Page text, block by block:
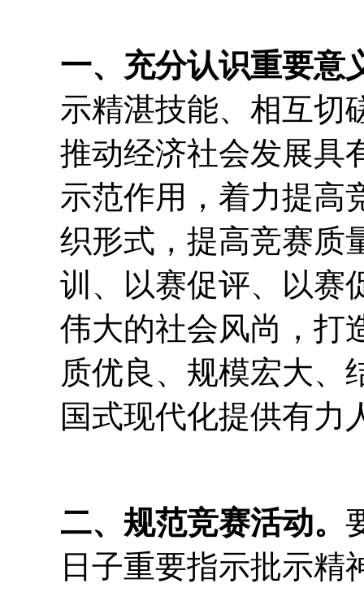
一、充分认识重要意
示精湛技能、相互切
推动经济社会发展具
示范作用，着力提高
织形式，提高竞赛质
训、以赛促评、以赛
伟大的社会风尚，打
质优良、规模宏大、
国式现代化提供有力
二、规范竞赛活动。
日子重要指示批示精